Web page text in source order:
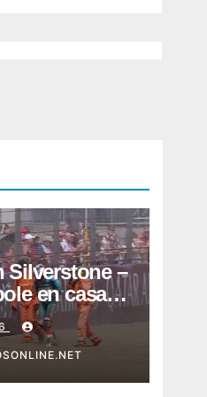
Silverstone –
en casa;
un fuerte y
accidente